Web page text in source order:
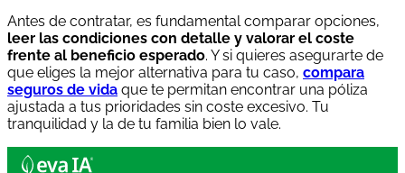
Antes de contratar, es fundamental comparar opciones,
leer las condiciones con detalle y valorar el coste
frente al beneficio esperado. Y si quieres asegurarte de
que eliges la mejor alternativa para tu caso, compara
seguros de vida que te permitan encontrar una póliza
ajustada a tus prioridades sin coste excesivo. Tu
tranquilidad y la de tu familia bien lo vale.